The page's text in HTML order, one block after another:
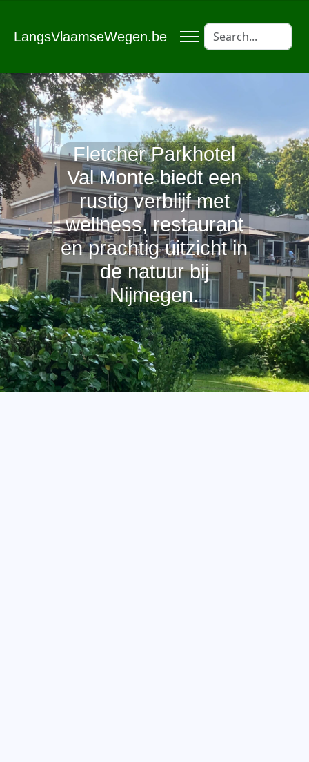
LangsVlaamseWegen.be
Fletcher Parkhotel
Val Monte biedt een
rustig verblijf met
wellness, restaurant
en prachtig uitzicht in
de natuur bij
Nijmegen.